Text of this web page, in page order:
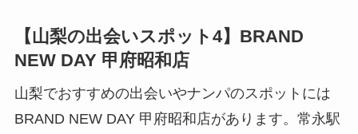
【山梨の出会いスポット4】BRAND
NEW DAY 甲府昭和店
山梨でおすすめの出会いやナンパのスポットには
BRAND NEW DAY 甲府昭和店があります。常永駅